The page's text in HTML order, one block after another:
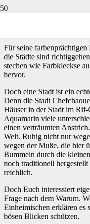
Für seine
die Städte sind
stechen wie Farbkleckse
hervor.
Doch eine Stadt ist ein
Denn die Stadt
Häuser in der Stadt im
Aquamarin viele
einen verträumten
Welt. Ruhig nicht nur
wegen der Muße, die hier
Bummeln durch die
noch traditionell
reichlich.
Doch Euch interessiert
Frage nach dem Warum.
Einheimischen erklären es
bösen Blicken schützen.